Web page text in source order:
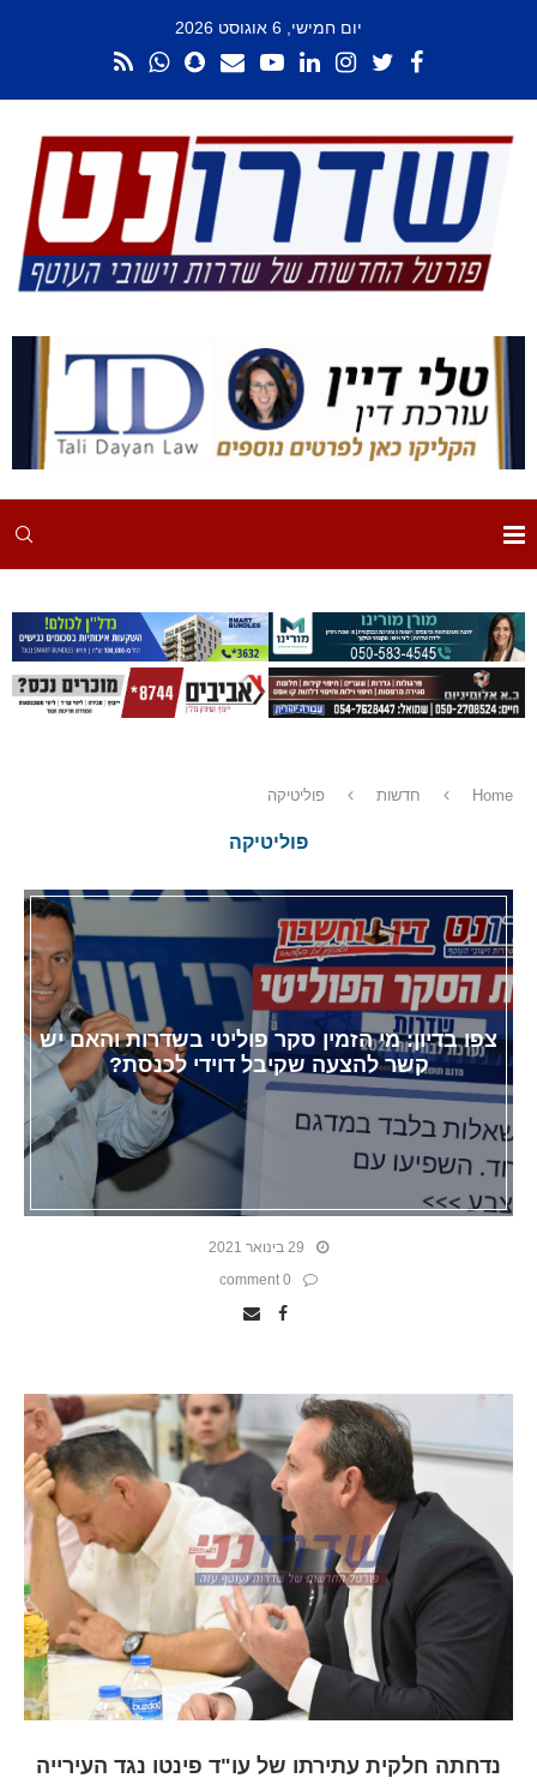
יום חמישי, 6 אוגוסט 2026
Home חדשות פוליטיקה
פוליטיקה
צפו בדיון: מי הזמין סקר פוליטי בשדרות והאם יש
קשר להצעה שקיבל דוידי לכנסת?
29 בינואר 2021
0 comment
נדחתה חלקית עתירתו של עו"ד פינטו נגד העירייה